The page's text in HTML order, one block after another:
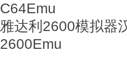
C64Emu
雅达利2600模拟器
2600Emu